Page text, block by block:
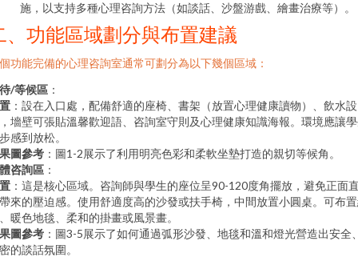
施，以支持多種心理咨詢方法（如談話、沙盤游戲、繪畫治療等）。
、功能區域劃分與布置建議
功能完備的心理咨詢室通常可劃分為以下幾個區域：
/等候區 ：
：設在入口處，配備舒適的座椅、書架（放置心理健康讀物）、飲水設
墻壁可張貼溫馨歡迎語、咨詢室守則及心理健康知識海報。環境應讓
感到放松。
圖參考 ：圖1-2展示了利用明亮色彩和柔軟坐墊打造的親切等候角。
咨詢區 ：
：這是核心區域。咨詢師與學生的座位呈90-120度角擺放，避免正面
來的壓迫感。使用舒適度高的沙發或扶手椅，中間放置小圓桌。可布
暖色地毯、柔和的掛畫或風景畫。
圖參考 ：圖3-5展示了如何通過弧形沙發、地毯和溫和燈光營造出安全
的談話氛圍。